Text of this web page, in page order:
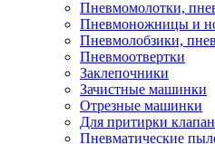
Пневмомолотки,
Пневмоножницы и
Пневмолобзики,
Пневмоотвертки
Заклепочники
Зачистные машинки
Отрезные машинки
Для притирки
Пневматические